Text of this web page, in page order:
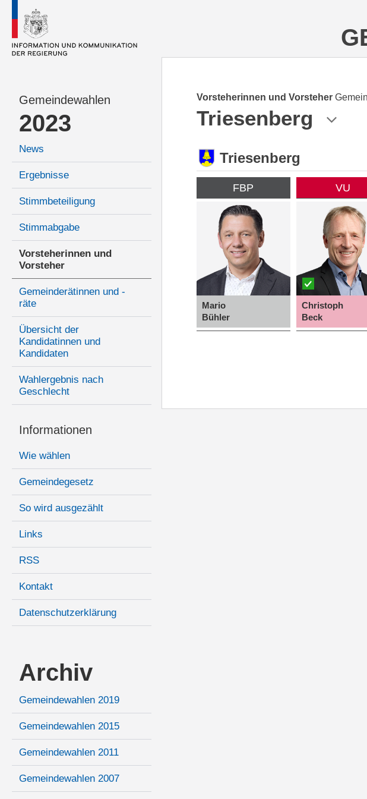
Gemeindewahlen
2023
News
Ergebnisse
Stimmbeteiligung
Stimmabgabe
Vorsteherinnen und
Vorsteher
Gemeinderätinnen und -
räte
Übersicht der
Kandidatinnen und
Kandidaten
Wahlergebnis nach
Geschlecht
Informationen
Wie wählen
Gemeindegesetz
So wird ausgezählt
Links
RSS
Kontakt
Datenschutzerklärung
Archiv
Gemeindewahlen 2019
Gemeindewahlen 2015
Gemeindewahlen 2011
Gemeindewahlen 2007
Vorsteherinnen und Vorsteher
Triesenberg
Triesenberg
FBP
Mario
Bühler
VU
Christoph
Beck